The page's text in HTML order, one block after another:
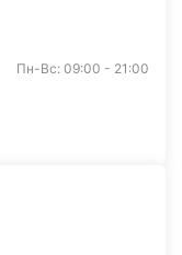
Пн-Вс: 09:00 - 21:00